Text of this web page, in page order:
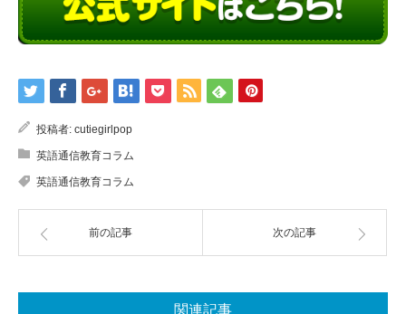
投稿者: cutiegirlpop
英語通信教育コラム
英語通信教育コラム
前の記事 次の記事
関連記事